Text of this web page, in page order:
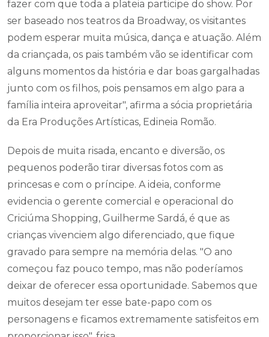
fazer com que toda a plateia participe do show. Por
ser baseado nos teatros da Broadway, os visitantes
podem esperar muita música, dança e atuação. Além
da criançada, os pais também vão se identificar com
alguns momentos da história e dar boas gargalhadas
junto com os filhos, pois pensamos em algo para a
família inteira aproveitar", afirma a sócia proprietária
da Era Produções Artísticas, Edineia Romão.
Depois de muita risada, encanto e diversão, os
pequenos poderão tirar diversas fotos com as
princesas e com o príncipe. A ideia, conforme
evidencia o gerente comercial e operacional do
Criciúma Shopping, Guilherme Sardá, é que as
crianças vivenciem algo diferenciado, que fique
gravado para sempre na memória delas. "O ano
começou faz pouco tempo, mas não poderíamos
deixar de oferecer essa oportunidade. Sabemos que
muitos desejam ter esse bate-papo com os
personagens e ficamos extremamente satisfeitos em